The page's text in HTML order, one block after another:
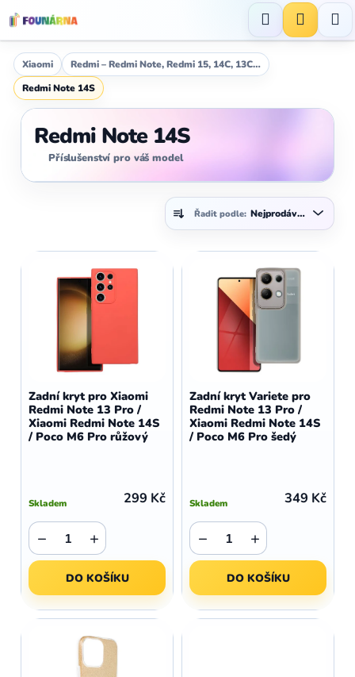
na
obsah
Hledat
Xiaomi
Redmi – Redmi Note, Redmi 15, 14C, 13C…
Redmi Note 14S
Redmi Note 14S
Příslušenství pro váš model
Ř
a
e
Řadit podle: Nejprodávanější
ý
o
d
u
ů
Zadní kryt pro Xiaomi
Redmi Note 13 Pro /
Xiaomi Redmi Note 14S
/ Poco M6 Pro růžový
Skladem 299 Kč
+
−
DO KOŠÍKU
Zadní kryt Variete pro
Redmi Note 13 Pro /
Xiaomi Redmi Note 14S
/ Poco M6 Pro šedý
Skladem 349 Kč
+
−
DO KOŠÍKU